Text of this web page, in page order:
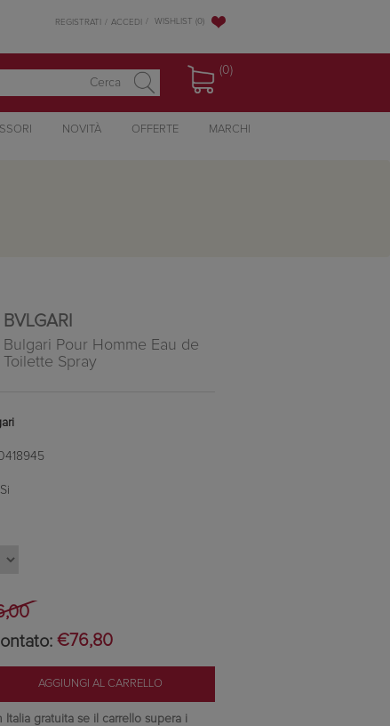
REGISTRATI ACCEDI WISHLIST (0)
(0)
NOVITÀ OFFERTE MARCHI
BVLGARI
Bulgari Pour Homme Eau de
Toilette Spray
Si
€76,80
Italia gratuita se il carrello supera i